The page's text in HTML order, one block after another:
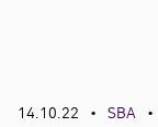
14.10.22 • SBA •